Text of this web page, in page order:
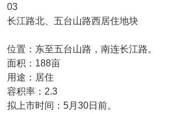
03
长江路北、五台山路西居住地块
位置：东至五台山路，南连长江路。
面积：188亩
用途：居住
容积率：2.3
拟上市时间：5月30日前。